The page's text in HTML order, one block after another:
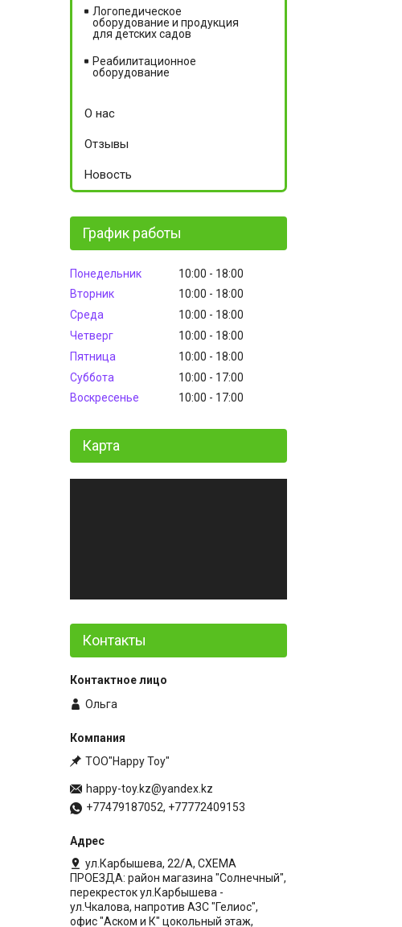
Логопедическое
оборудование и продукция
для детских садов
Реабилитационное
оборудование
О нас
Отзывы
Новость
График работы
Понедельник 10:00
18:00
Вторник
10:00
18:00
Среда
10:00
18:00
Четверг
10:00
18:00
Пятница
10:00
18:00
Суббота
10:00
17:00
Воскресенье
10:00 17:00
Карта
Контакты
Ольга
ТОО"Happy Toy"
happy-toy.kz@yandex.kz
+77479187052, +77772409153
ул.Карбышева, 22/А, СХЕМА
ПРОЕЗДА: район магазина "Солнечный",
перекресток ул.Карбышева -
ул.Чкалова, напротив АЗС "Гелиос",
офис "Аском и К" цокольный этаж,